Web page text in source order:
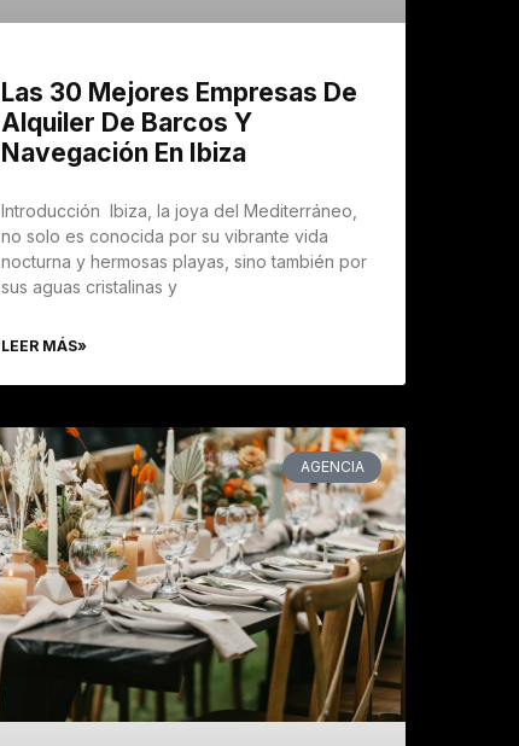
Las 30 Mejores Empresas De
Alquiler De Barcos Y
Navegación En Ibiza
Introducción Ibiza, la joya del Mediterráneo,
no solo es conocida por su vibrante vida
nocturna y hermosas playas, sino también por
sus aguas cristalinas y
LEER MÁS»
AGENCIA